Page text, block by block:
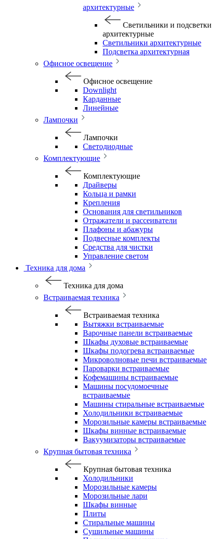
архитектурные
Светильники и подсветки
архитектурные
Светильники архитектурные
Подсветка архитектурная
Офисное освещение
Офисное освещение
Downlight
Карданные
Линейные
Лампочки
Лампочки
Светодиодные
Комплектующие
Комплектующие
Драйверы
Кольца и рамки
Крепления
Основания для светильников
Отражатели и рассеиватели
Плафоны и абажуры
Подвесные комплекты
Средства для чистки
Управление светом
Техника для дома
Техника для дома
Встраиваемая техника
Встраиваемая техника
Вытяжки встраиваемые
Варочные панели встраиваемые
Шкафы духовые встраиваемые
Шкафы подогрева встраиваемые
Микроволновые печи встраиваемые
Пароварки встраиваемые
Кофемашины встраиваемые
Машины посудомоечные
встраиваемые
Машины стиральные встраиваемые
Холодильники встраиваемые
Морозильные камеры встраиваемые
Шкафы винные встраиваемые
Вакуумизаторы встраиваемые
Крупная бытовая техника
Крупная бытовая техника
Холодильники
Морозильные камеры
Морозильные лари
Шкафы винные
Плиты
Стиральные машины
Сушильные машины